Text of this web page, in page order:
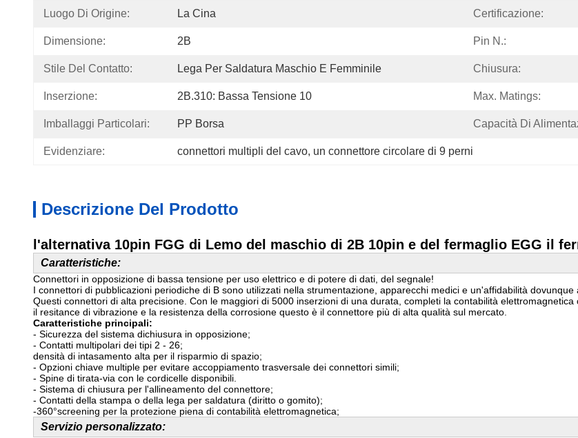
Luogo Di Origine: La Cina Certificazione:
Dimensione: 2B Pin N.:
Stile Del Contatto: Lega Per Saldatura Maschio E Femminile Chiusura:
Inserzione: 2B.310: Bassa Tensione 10 Max. Matings:
Imballaggi Particolari: PP Borsa Capacità Di
Evidenziare: connettori multipli del cavo, un connettore circolare di 9 perni
Descrizione Del Prodotto
l'alternativa 10pin FGG di Lemo del maschio di 2B 10pin e del fermaglio EGG il
Caratteristiche:
Connettori in opposizione di bassa tensione per uso elettrico e di potere di dati, del segnale!
I connettori di pubblicazioni periodiche di B sono utilizzati nella strumentazione, apparecchi medici e un'affidabilità
Questi connettori di alta precisione. Con le maggiori di 5000 inserzioni di una durata, completi la contabilità elettromagnetica
il resitance di vibrazione e la resistenza della corrosione questo è il connettore più di alta qualità sul mercato.
Caratteristiche principali:
- Sicurezza del sistema dichiusura in opposizione;
- Contatti multipolari dei tipi 2 - 26;
densità di intasamento alta per il risparmio di spazio;
- Opzioni chiave multiple per evitare accoppiamento trasversale dei connettori simili;
- Spine di tirata-via con le cordicelle disponibili.
- Sistema di chiusura per l'allineamento del connettore;
- Contatti della stampa o della lega per saldatura (diritto o gomito);
-360°screening per la protezione piena di contabilità elettromagnetica;
Servizio personalizzato: